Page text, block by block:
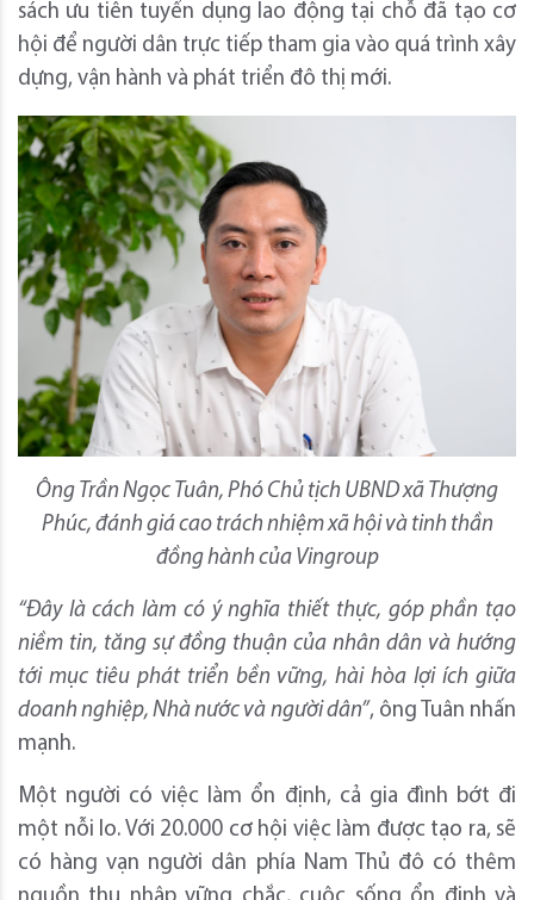
sách ưu tiên tuyển dụng lao động tại chỗ đã tạo cơ
hội để người dân trực tiếp tham gia vào quá trình xây
dựng, vận hành và phát triển đô thị mới.
Ông Trần Ngọc Tuân, Phó Chủ tịch UBND xã Thượng
Phúc, đánh giá cao trách nhiệm xã hội và tinh thần
đồng hành của Vingroup
“Đây là cách làm có ý nghĩa thiết thực, góp phần tạo
niềm tin, tăng sự đồng thuận của nhân dân và hướng
tới mục tiêu phát triển bền vững, hài hòa lợi ích giữa
doanh nghiệp, Nhà nước và người dân”, ông Tuân nhấn
mạnh.
Một người có việc làm ổn định, cả gia đình bớt đi
một nỗi lo. Với 20.000 cơ hội việc làm được tạo ra, sẽ
có hàng vạn người dân phía Nam Thủ đô có thêm